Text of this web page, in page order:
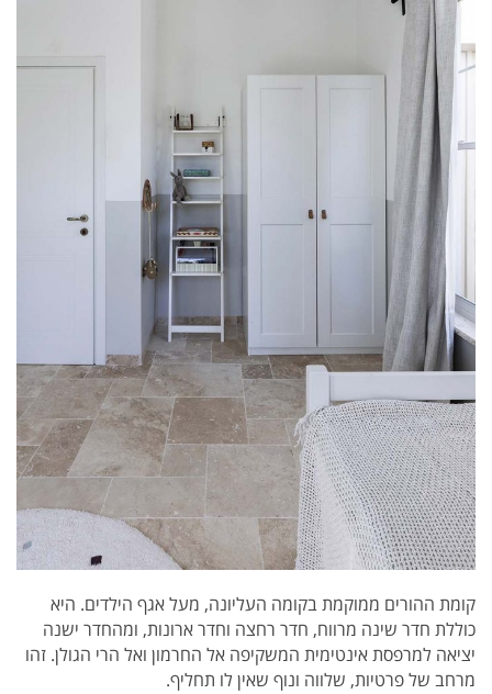
קומת ההורים ממוקמת בקומה העליונה, מעל אגף הילדים. היא
כוללת חדר שינה מרווח, חדר רחצה וחדר ארונות, ומהחדר ישנה
יציאה למרפסת אינטימית המשקיפה אל החרמון ואל הרי הגולן. זהו
מרחב של פרטיות, שלווה ונוף שאין לו תחליף.